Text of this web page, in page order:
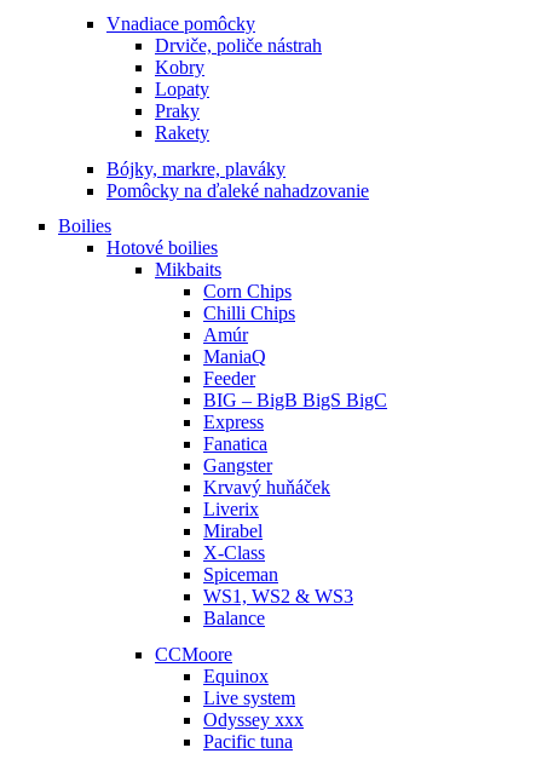
Vnadiace pomôcky
Drviče, poliče nástrah
Kobry
Lopaty
Praky
Rakety
Bójky, markre, plaváky
Pomôcky na ďaleké nahadzovanie
Boilies
Hotové boilies
Mikbaits
Corn Chips
Chilli Chips
Amúr
ManiaQ
Feeder
BIG – BigB BigS BigC
Express
Fanatica
Gangster
Krvavý huňáček
Liverix
Mirabel
X-Class
Spiceman
WS1, WS2 & WS3
Balance
CCMoore
Equinox
Live system
Odyssey xxx
Pacific tuna